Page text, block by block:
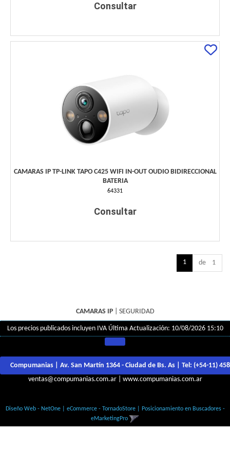
Consultar
CAMARAS IP TP-LINK TAPO C425 WIFI IN-OUT OUDIO BIDIRECCIONAL
BATERIA
64331
Consultar
1 de 1
CAMARAS IP| SEGURIDAD
Los precios publicados incluyen IVA Última Actualización: 10/08/2026 15:10
Compumanias | Av. San Martín 1364 - Ciudad de Bs. As | Tel: (+54-11)
ventas@compumanias.com.ar| www.compumanias.com.ar
Diseño Web - NetOne| eCommerce - TornadoStore| Posicionamiento en Buscadores -
eMarketingPro